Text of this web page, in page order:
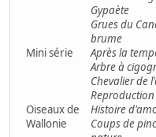
Mini série
Oiseaux de
Wallonie
Gypaète
Grues du
brume
Après la
Arbre à
Chevalier de
Histoire
Coups de